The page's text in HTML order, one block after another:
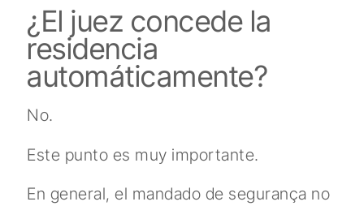
¿El juez concede la
residencia
automáticamente?
No.
Este punto es muy importante.
En general, el mandado de segurança no